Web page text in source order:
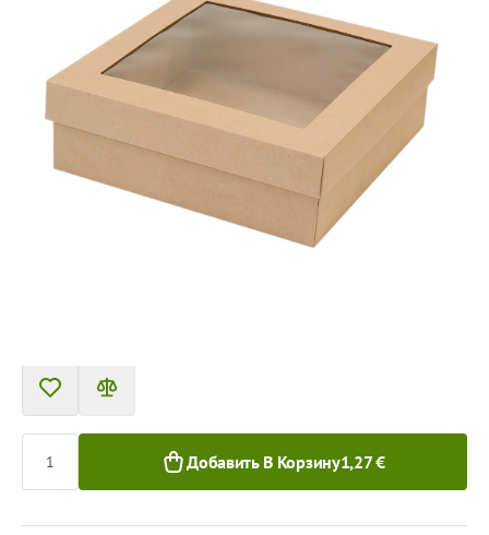
KL24
Размер:240 x 240 x 80 mm
Материал:
коричневая микрогофра
Толщина:
Товар нельзя получить в пункте выдачи.
Добавить В Корзину1,27 €